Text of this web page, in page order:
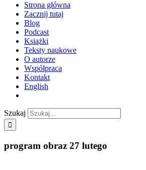
Strona główna
Zacznij tutaj
Blog
Podcast
Książki
Teksty naukowe
O autorze
Współpraca
Kontakt
English
Szukaj
program obraz 27 lutego